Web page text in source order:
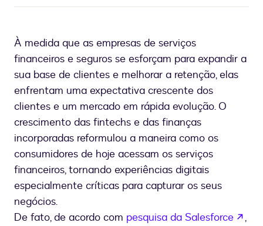
À medida que as empresas de serviços
financeiros e seguros se esforçam para expandir a
sua base de clientes e melhorar a retenção, elas
enfrentam uma expectativa crescente dos
clientes e um mercado em rápida evolução. O
crescimento das fintechs e das finanças
incorporadas reformulou a maneira como os
consumidores de hoje acessam os serviços
financeiros, tornando experiências digitais
especialmente críticas para capturar os seus
negócios.
De fato, de acordo com pesquisa da Salesforce se
,